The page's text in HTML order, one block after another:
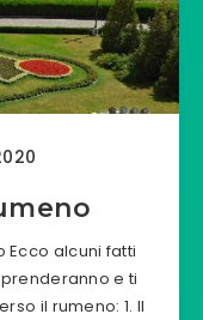
Ecco alcuni fatti
e ti
il rumeno: 1. Il